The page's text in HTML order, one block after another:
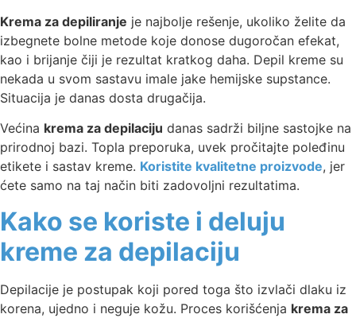
Krema za depiliranje je najbolje rešenje, ukoliko želite da
izbegnete bolne metode koje donose dugoročan efekat,
kao i brijanje čiji je rezultat kratkog daha. Depil kreme su
nekada u svom sastavu imale jake hemijske supstance.
Situacija je danas dosta drugačija.
Većina krema za depilaciju danas sadrži biljne sastojke na
prirodnoj bazi. Topla preporuka, uvek pročitajte poleđinu
etikete i sastav kreme. Koristite kvalitetne proizvode, jer
ćete samo na taj način biti zadovoljni rezultatima.
Kako se koriste i deluju
kreme za depilaciju
Depilacije je postupak koji pored toga što izvlači dlaku iz
korena, ujedno i neguje kožu. Proces korišćenja krema za